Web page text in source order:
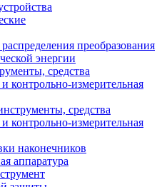
преобразования
энергии
средства
контрольно-измерительная
средства
контрольно-измерительная
наконечников
аппаратура